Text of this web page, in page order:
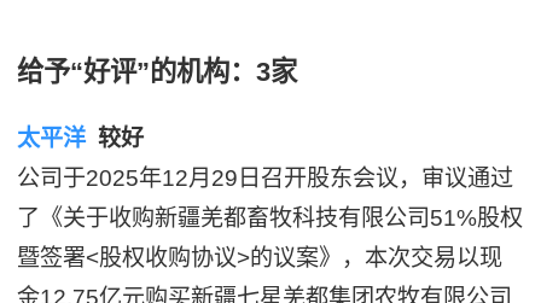
给予“好评”的机构：3家
太平洋 较好
公司于2025年12月29日召开股东会议，审议通过
了《关于收购新疆羌都畜牧科技有限公司51%股权
暨签署<股权收购协议>的议案》，本次交易以现
金12.75亿元购买新疆七星羌都集团农牧有限公司